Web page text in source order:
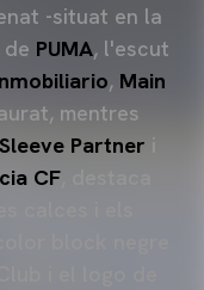
-situat en la
PUMA, l'escut
, Main
mentres
Sleeve Partner i
CF
calces i els
block negre
i el logo de